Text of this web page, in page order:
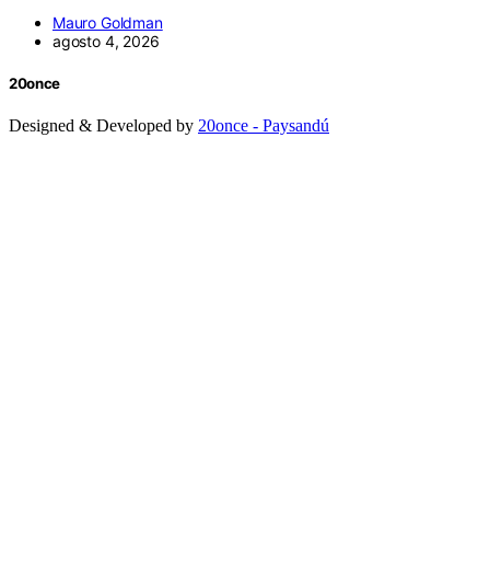
Mauro Goldman
agosto 4, 2026
20once
Designed & Developed by 20once - Paysandú